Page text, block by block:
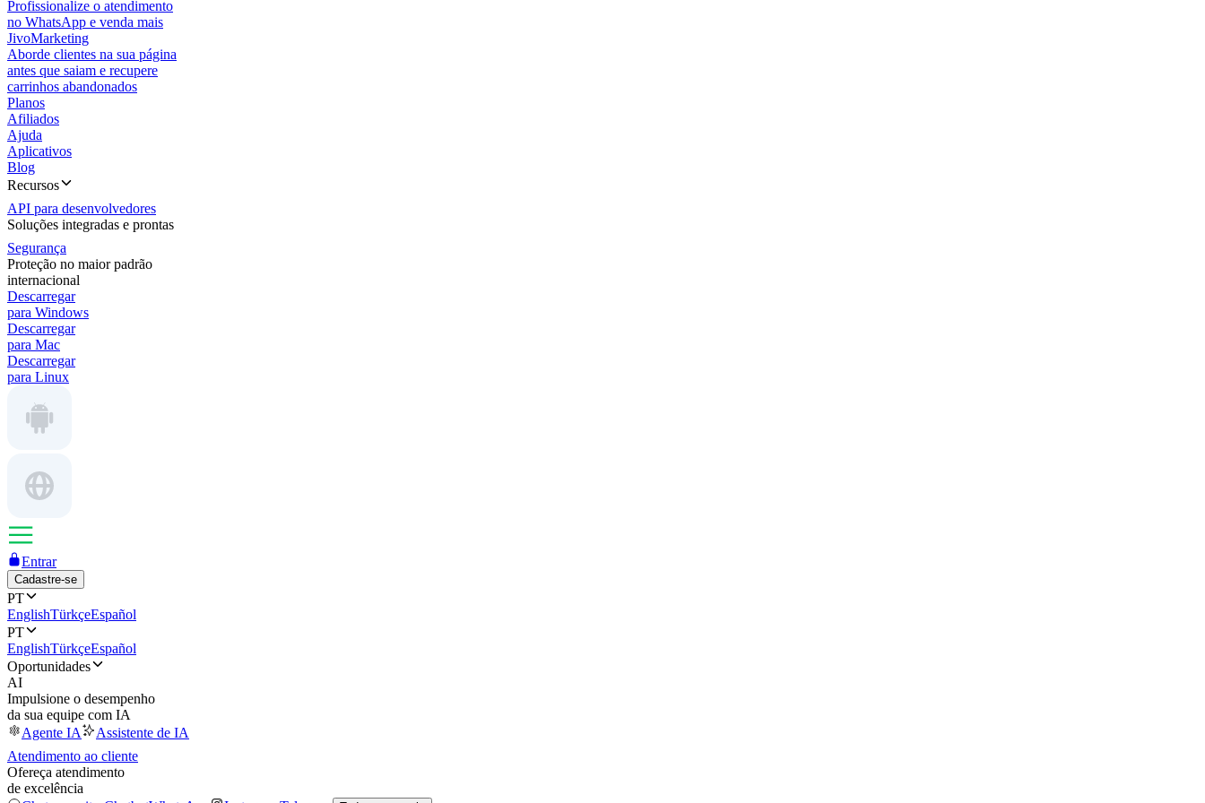
Profissionalize o atendimento
no WhatsApp e venda mais
JivoMarketing
Aborde clientes na sua página
antes que saiam e recupere
carrinhos abandonados
Planos
Afiliados
Ajuda
Aplicativos
Blog
Recursos
API para desenvolvedores
Soluções integradas e prontas
Segurança
Proteção no maior padrão
internacional
Descarregar
para Windows
Descarregar
para Mac
Descarregar
para Linux
Entrar
Cadastre-se
PT
EnglishTürkçeEspañol
PT
EnglishTürkçeEspañol
Oportunidades
AI
Impulsione o desempenho
da sua equipe com IA
Agente IA
Assistente de IA
Atendimento ao cliente
Ofereça atendimento
de excelência